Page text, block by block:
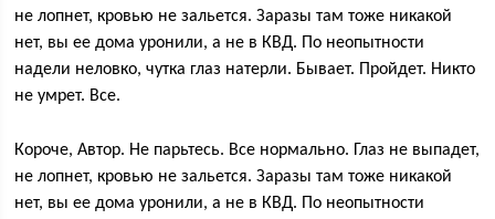
не лопнет, кровью не зальется. Заразы там тоже никакой
нет, вы ее дома уронили, а не в КВД. По неопытности
надели неловко, чутка глаз натерли. Бывает. Пройдет. Никто
не умрет. Все.
Короче, Автор. Не парьтесь. Все нормально. Глаз не выпадет,
не лопнет, кровью не зальется. Заразы там тоже никакой
нет, вы ее дома уронили, а не в КВД. По неопытности